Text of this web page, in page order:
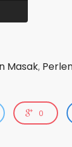
Masak,
0